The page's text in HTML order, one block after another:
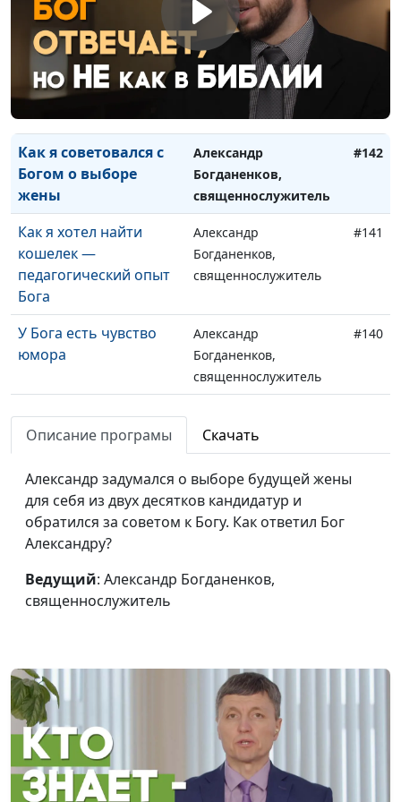
бесплатным не
бывает
священнослужитель
Как я нашел, где в
Библии про меня
написано
Александр
Богданенков
Как я советовался с
Богом о выборе
жены
Александр
Богданенков,
священнослужитель
#142
Как я хотел найти
кошелек —
педагогический опыт
Бога
Александр
Богданенков,
священнослужитель
#141
У Бога есть чувство
юмора
Александр
Богданенков,
священнослужитель
#140
Как видеть доброе в
трудный момент
Я попал в ДТП и
сохранил
христианский
характер
Максим Каминский
Голос Бога: слышать и
слушать
Бог рядом — Бог
слышит
Андрей Чернышев
Бог избавил от
чувства вины
Александр Захаров
Описание програмы Скачать
Александр задумался о выборе будущей жены
для себя из двух десятков кандидатур и
обратился за советом к Богу. Как ответил Бог
Александру?
Ведущий: Александр Богданенков,
священнослужитель